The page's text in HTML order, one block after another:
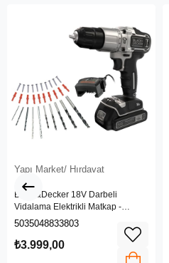
Yapı Market/ Hırdavat
Black&Decker 18V Darbeli
Vidalama Elektrikli Matkap -
BDCHD18SC1K-QW
5035048833803
₺3.999,00